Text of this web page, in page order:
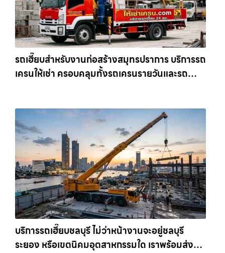
รถเฮี๊ยบสำหรับงานก่อสร้างสมุทรปราการ บริการรถ
เครนให้เช่า ครอบคลุมทั้งรถเครนรายวันและรถ
บริการรถเฮี๊ยบชลบุรี ไม่ว่าหน้างานจะอยู่ชลบุรี
ระยอง หรือเขตนิคมอุตสาหกรรมใด เราพร้อมส่งรถ